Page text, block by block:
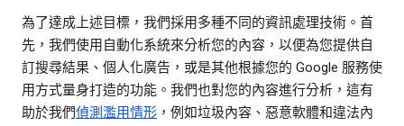
為了達成上述目標，我們採用多種不同的資訊處理技術。首
先，我們使用自動化系統來分析您的內容，以便為您提供自
訂搜尋結果、個人化廣告，或是其他根據您的 Google 服務使
用方式量身打造的功能。我們也對您的內容進行分析，這有
助於我們偵測濫用情形 ，例如垃圾內容、惡意軟體和違法內